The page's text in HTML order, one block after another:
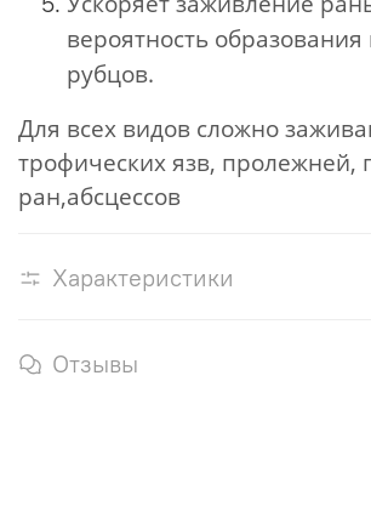
вероятность образования
рубцов.
Для всех видов сложно
трофических язв, пролежней,
ран,абсцессов
Характеристики
Отзывы